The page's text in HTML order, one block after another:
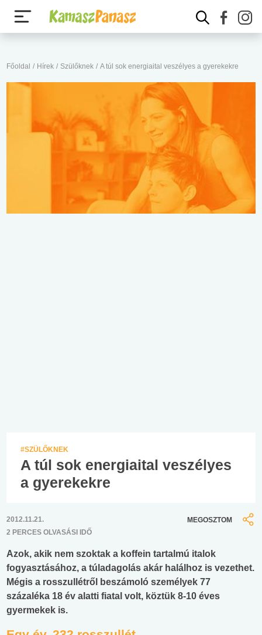
Főoldal / Hírek / Szülőknek / A túl sok energiaital veszélyes a gyerekekre
#SZÜLŐKNEK
A túl sok energiaital veszélyes
a gyerekekre
2012.11.21.
2 PERCES OLVASÁSI IDŐ
MEGOSZTOM
Azok, akik nem szoktak a koffein tartalmú italok
fogyasztásához, a túladagolás akár halálhoz is vezethet.
Mégis a rosszullétről beszámoló személyek 77
százaléka 18 év alatti fiatal volt, köztük 8-10 éves
gyermekek is.